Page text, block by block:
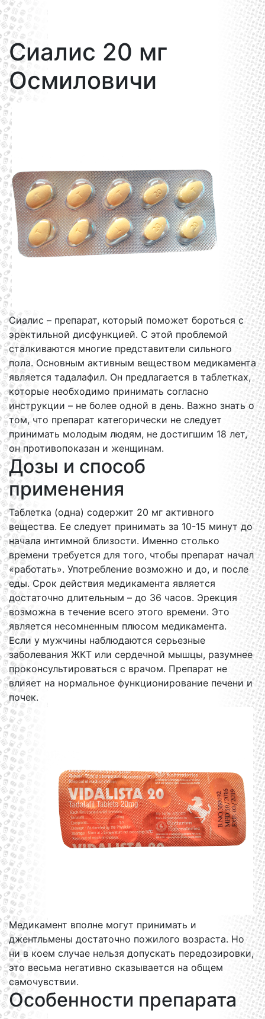
Сиалис 20 мг
Осмиловичи
Сиалис – препарат, который поможет бороться с
эректильной дисфункцией. С этой проблемой
сталкиваются многие представители сильного
пола. Основным активным веществом медикамента
является тадалафил. Он предлагается в таблетках,
которые необходимо принимать согласно
инструкции – не более одной в день. Важно знать о
том, что препарат категорически не следует
принимать молодым людям, не достигшим 18 лет,
он противопоказан и женщинам.
Дозы и способ
применения
Таблетка (одна) содержит 20 мг активного
вещества. Ее следует принимать за 10-15 минут до
начала интимной близости. Именно столько
времени требуется для того, чтобы препарат начал
«работать». Употребление возможно и до, и после
еды. Срок действия медикамента является
достаточно длительным – до 36 часов. Эрекция
возможна в течение всего этого времени. Это
является несомненным плюсом медикамента.
Если у мужчины наблюдаются серьезные
заболевания ЖКТ или сердечной мышцы, разумнее
проконсультироваться с врачом. Препарат не
влияет на нормальное функционирование печени и
почек.
Медикамент вполне могут принимать и
джентльмены достаточно пожилого возраста. Но
ни в коем случае нельзя допускать передозировки,
это весьма негативно сказывается на общем
самочувствии.
Особенности препарата